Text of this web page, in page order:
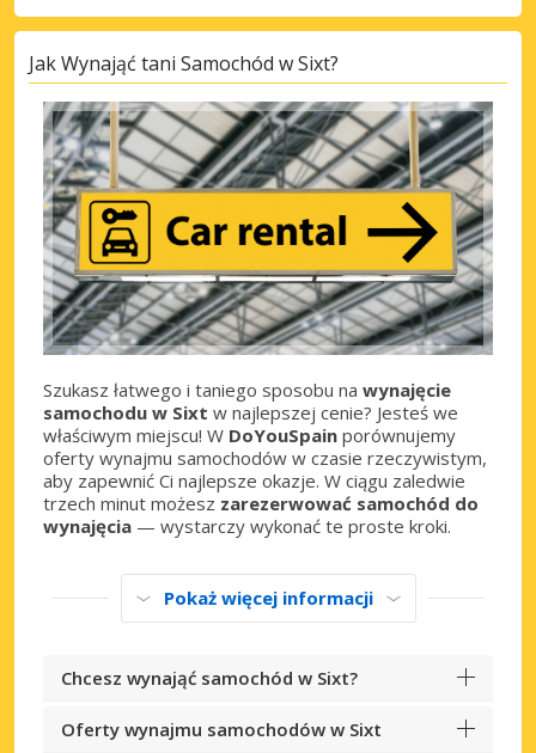
Jak Wynająć tani Samochód w Sixt?
Szukasz łatwego i taniego sposobu na wynajęcie
samochodu w Sixt w najlepszej cenie? Jesteś we
właściwym miejscu! W DoYouSpain porównujemy
oferty wynajmu samochodów w czasie rzeczywistym,
aby zapewnić Ci najlepsze okazje. W ciągu zaledwie
trzech minut możesz zarezerwować samochód do
wynajęcia — wystarczy wykonać te proste kroki.
Pokaż więcej informacji
Chcesz wynająć samochód w Sixt?
Oferty wynajmu samochodów w Sixt